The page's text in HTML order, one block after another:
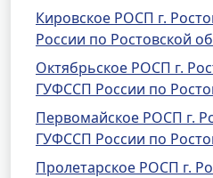
Кировское РОСП г.
России по Ростовской
Октябрьское РОСП г.
ГУФССП России по
Первомайское РОСП г.
ГУФССП России по
Пролетарское РОСП г.